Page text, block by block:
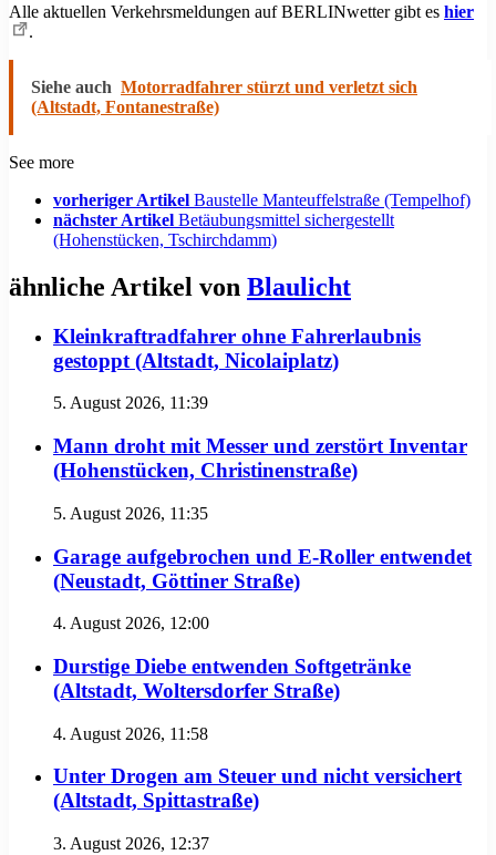
Alle aktuellen Verkehrsmeldungen auf BERLINwetter gibt es hier
.
Siehe auch Motorradfahrer stürzt und verletzt sich
(Altstadt, Fontanestraße)
See more
vorheriger Artikel Baustelle Manteuffelstraße (Tempelhof)
nächster Artikel Betäubungsmittel sichergestellt
(Hohenstücken, Tschirchdamm)
ähnliche Artikel von Blaulicht
Kleinkraftradfahrer ohne Fahrerlaubnis
gestoppt (Altstadt, Nicolaiplatz)
5. August 2026, 11:39
Mann droht mit Messer und zerstört Inventar
(Hohenstücken, Christinenstraße)
5. August 2026, 11:35
Garage aufgebrochen und E-Roller entwendet
(Neustadt, Göttiner Straße)
4. August 2026, 12:00
Durstige Diebe entwenden Softgetränke
(Altstadt, Woltersdorfer Straße)
4. August 2026, 11:58
Unter Drogen am Steuer und nicht versichert
(Altstadt, Spittastraße)
3. August 2026, 12:37